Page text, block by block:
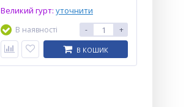
Великий гурт: уточнити
В наявності - +
В КОШИК